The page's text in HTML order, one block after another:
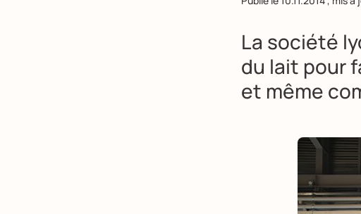
La société
du lait pour
et même